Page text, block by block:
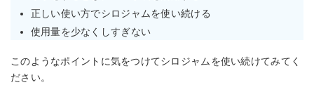
正しい使い方でシロジャムを使い続ける
使用量を少なくしすぎない
このようなポイントに気をつけてシロジャムを使い続けてみてく
ださい。